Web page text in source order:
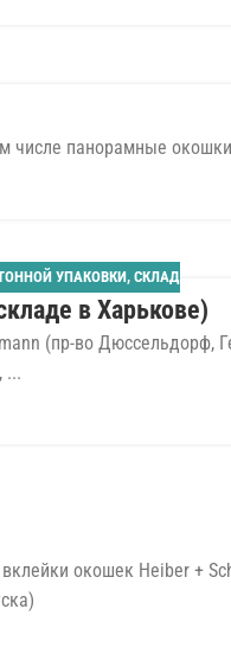
числе панорамные
УПАКОВКИ, СКЛАД
в Харькове)
(пр-во Дюссельдорф,
...